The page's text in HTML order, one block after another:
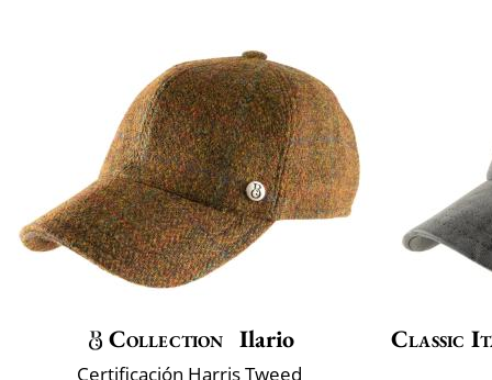
Collection Ilario
Certificación Harris Tweed
Classic